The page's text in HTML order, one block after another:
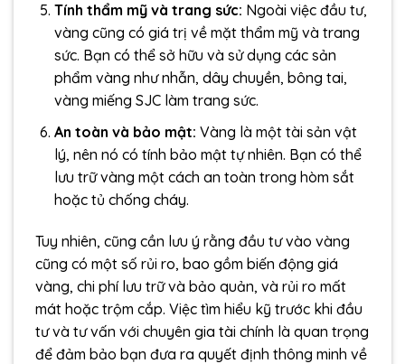
Tính thẩm mỹ và trang sức: Ngoài việc đầu tư,
vàng cũng có giá trị về mặt thẩm mỹ và trang
sức. Bạn có thể sở hữu và sử dụng các sản
phẩm vàng như nhẫn, dây chuyền, bông tai,
vàng miếng SJC làm trang sức.
An toàn và bảo mật: Vàng là một tài sản vật
lý, nên nó có tính bảo mật tự nhiên. Bạn có thể
lưu trữ vàng một cách an toàn trong hòm sắt
hoặc tủ chống cháy.
Tuy nhiên, cũng cần lưu ý rằng đầu tư vào vàng
cũng có một số rủi ro, bao gồm biến động giá
vàng, chi phí lưu trữ và bảo quản, và rủi ro mất
mát hoặc trộm cắp. Việc tìm hiểu kỹ trước khi đầu
tư và tư vấn với chuyên gia tài chính là quan trọng
để đảm bảo bạn đưa ra quyết định thông minh về